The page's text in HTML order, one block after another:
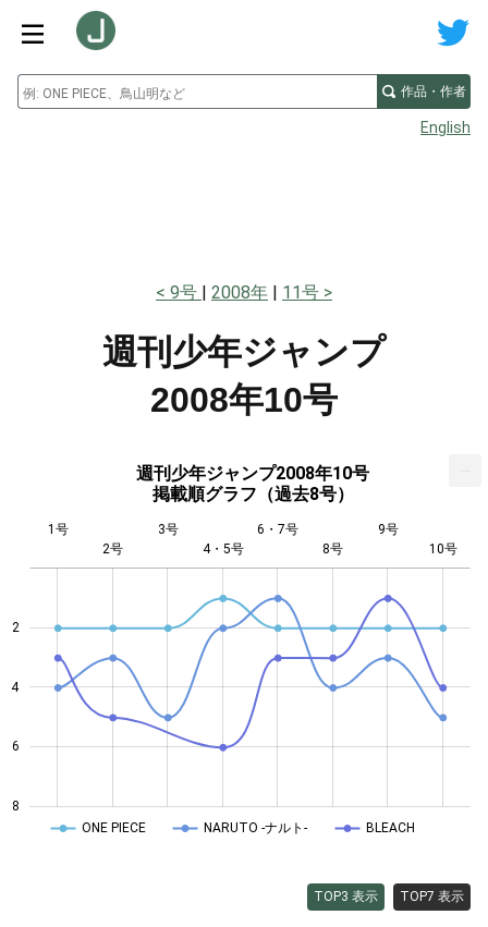
作品・作者
English
9号 2008年 11号
週刊少年ジャンプ
2008年10号
週刊少年ジャンプ2008年10号
掲載順グラフ（過去8号）
4
2
4
6
8
1号
2号
3号
4・5号
6・7号
8号
9号
10号
ONE PIECE NARUTO -ナルト- BLEACH
TOP3 表示 TOP7 表示